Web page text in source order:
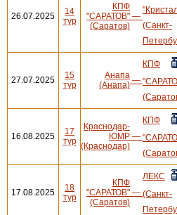
26.07.2025
14
тур
КПФ
"САРАТОВ"
(Саратов)
—
(Санкт-
27.07.2025
15
тур
Анапа
(Анапа) —
КПФ
16.08.2025
17
тур
Краснодар-
ЮМР
(Краснодар)
—
КПФ
17.08.2025
18
тур
КПФ
"САРАТОВ"
(Саратов)
—
ЛЕКС
(Санкт-